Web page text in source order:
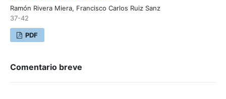
Ramón Rivera Miera, Francisco Carlos Ruiz Sanz
37-42
PDF
Comentario breve